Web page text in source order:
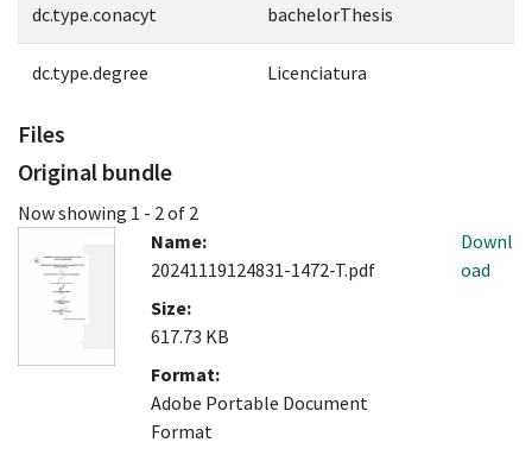
dc.type.conacyt bachelorThesis
dc.type.degree Licenciatura
Files
Original bundle
Now showing 1 - 2 of 2
Name:
20241119124831-1472-T.pdf
Size:
617.73 KB
Format:
Adobe Portable Document
Format
Downl
oad